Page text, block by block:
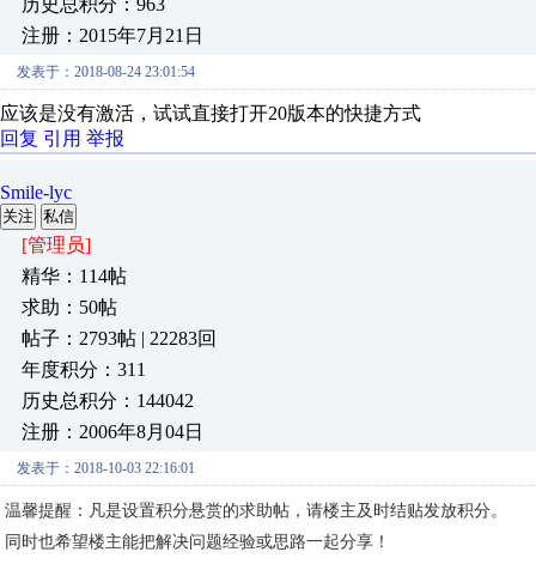
历史总积分：963
注册：2015年7月21日
发表于：2018-08-24 23:01:54
应该是没有激活，试试直接打开20版本的快捷方式
回复 引用 举报
Smile-lyc
关注 私信
[管理员]
精华：114帖
求助：50帖
帖子：2793帖 | 22283回
年度积分：311
历史总积分：144042
注册：2006年8月04日
发表于：2018-10-03 22:16:01
温馨提醒：凡是设置积分悬赏的求助帖，请楼主及时结贴发放积分。
同时也希望楼主能把解决问题经验或思路一起分享！